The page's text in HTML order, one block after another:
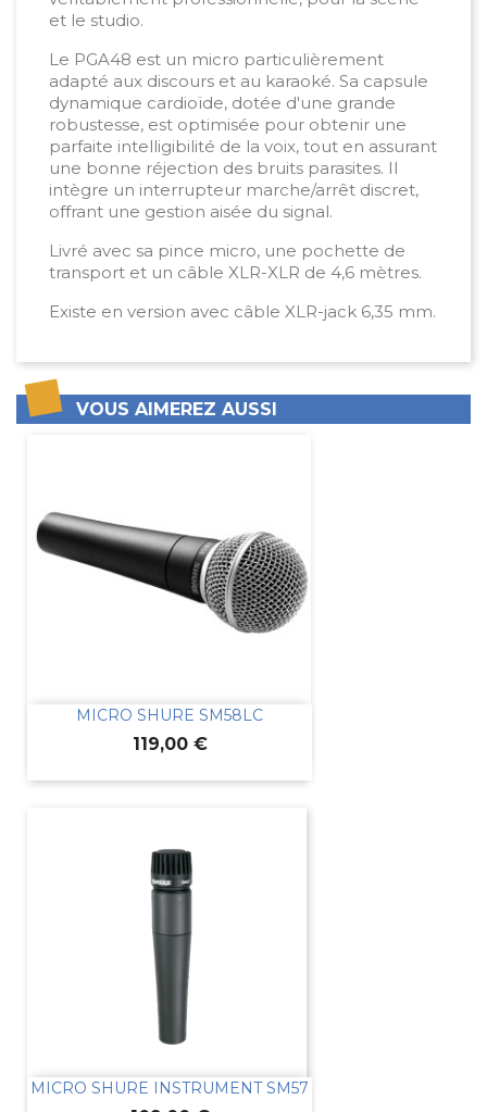
et le studio.
Le PGA48 est un micro particulièrement
adapté aux discours et au karaoké. Sa capsule
dynamique cardioïde, dotée d'une grande
robustesse, est optimisée pour obtenir une
parfaite intelligibilité de la voix, tout en assurant
une bonne réjection des bruits parasites. Il
intègre un interrupteur marche/arrêt discret,
offrant une gestion aisée du signal.
Livré avec sa pince micro, une pochette de
transport et un câble XLR-XLR de 4,6 mètres.
Existe en version avec câble XLR-jack 6,35 mm.
VOUS AIMEREZ AUSSI
MICRO SHURE SM58LC
Prix
119,00 €
MICRO SHURE INSTRUMENT SM57